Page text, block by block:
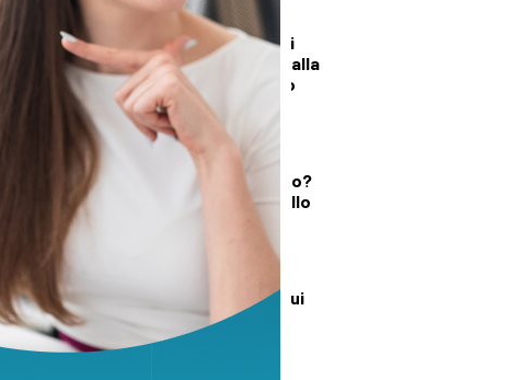
DALLA TOSCANA
Un’altra giornata di
incendi di bosco, dalla
Toscana al Mugello
DEMOGRAFICA
Testosterone e
spermatozoi in calo?
Cosa c’è di vero nello
“Spermageddon”
Perché investire sui
ventenni triplica il
benessere di tutti